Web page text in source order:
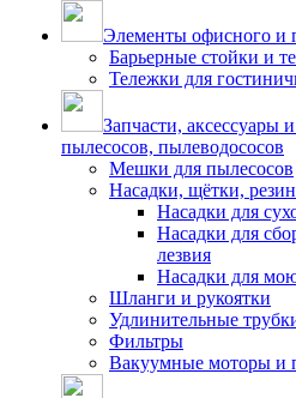
Элементы офисного и
Барьерные стойки и
Тележки для
Запчасти, аксессуары
пылесосов, пылеводососов
Мешки для пылесосов
Насадки, щётки,
Насадки для
Насадки для
лезвия
Насадки для
Шланги и рукоятки
Удлинительные
Фильтры
Вакуумные моторы и